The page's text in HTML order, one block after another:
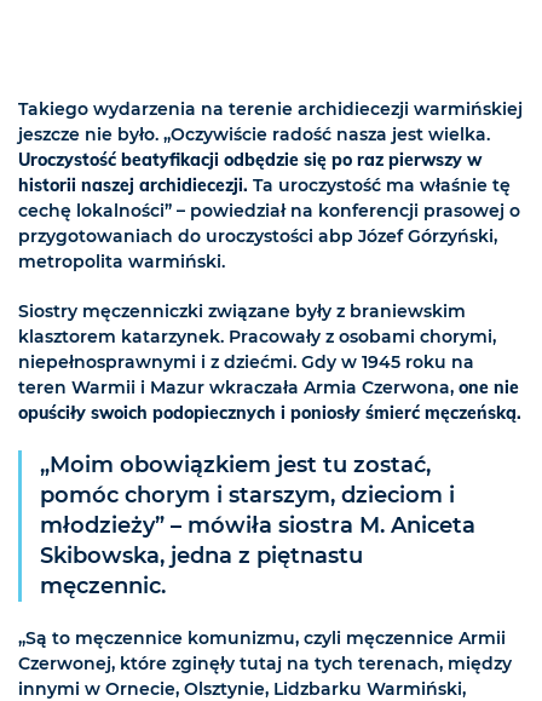
Takiego wydarzenia na terenie archidiecezji warmińskiej
jeszcze nie było. „Oczywiście radość nasza jest wielka.
Uroczystość beatyfikacji odbędzie się po raz pierwszy w
historii naszej archidiecezji. Ta uroczystość ma właśnie tę
cechę lokalności” – powiedział na konferencji prasowej o
przygotowaniach do uroczystości abp Józef Górzyński,
metropolita warmiński.
Siostry męczenniczki związane były z braniewskim
klasztorem katarzynek. Pracowały z osobami chorymi,
niepełnosprawnymi i z dziećmi. Gdy w 1945 roku na
teren Warmii i Mazur wkraczała Armia Czerwona, one nie
opuściły swoich podopiecznych i poniosły śmierć męczeńską.
„Moim obowiązkiem jest tu zostać,
pomóc chorym i starszym, dzieciom i
młodzieży” – mówiła siostra M. Aniceta
Skibowska, jedna z piętnastu
męczennic.
„Są to męczennice komunizmu, czyli męczennice Armii
Czerwonej, które zginęły tutaj na tych terenach, między
innymi w Ornecie, Olsztynie, Lidzbarku Warmiński,